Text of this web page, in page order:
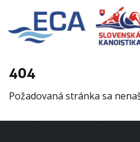
404
Požadovaná stránka sa